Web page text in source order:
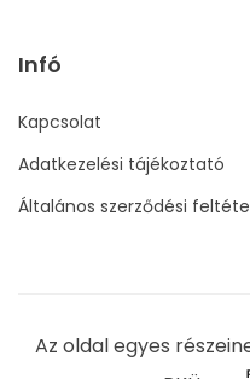
Infó
Kapcsolat
Adatkezelési tájékoztató
Általános szerződési
Az oldal egyes